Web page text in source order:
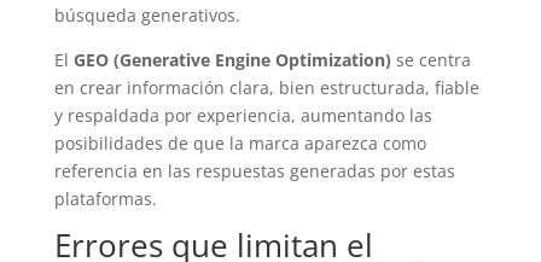
búsqueda generativos.
El GEO (Generative Engine Optimization) se centra
en crear información clara, bien estructurada, fiable
y respaldada por experiencia, aumentando las
posibilidades de que la marca aparezca como
referencia en las respuestas generadas por estas
plataformas.
Errores que limitan el